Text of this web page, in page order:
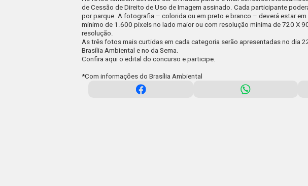
de Cessão de Direito de Uso de Imagem assinado. Cada participante
por parque. A fotografia – colorida ou em preto e branco – deverá estar
mínimo de 1.600 pixels no lado maior ou com resolução mínima de 720 X
resolução.
As três fotos mais curtidas em cada categoria serão apresentadas no dia
Brasília Ambiental e no da Sema.
Confiraaqui o edital do concurso e participe.
*Com informações do Brasília Ambiental